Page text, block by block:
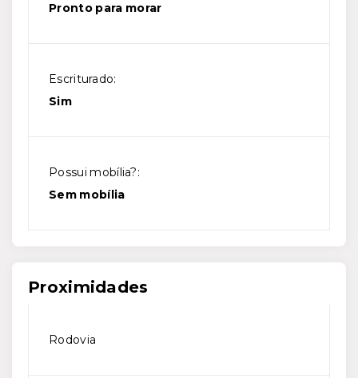
Pronto para morar
Escriturado:
Sim
Possui mobília?:
Sem mobília
Proximidades
Rodovia